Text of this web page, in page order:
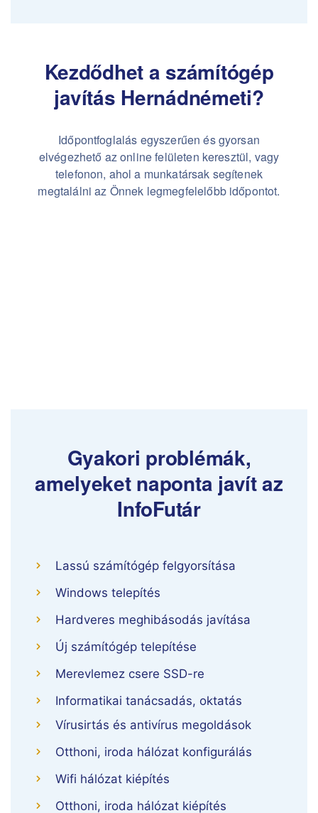
Kezdődhet a számítógép
javítás Hernádnémeti?
Időpontfoglalás egyszerűen és gyorsan
elvégezhető az online felületen keresztül, vagy
telefonon, ahol a munkatársak segítenek
megtalálni az Önnek legmegfelelőbb időpontot.
Gyakori problémák,
amelyeket naponta javít az
InfoFutár
Lassú számítógép felgyorsítása
Windows telepítés
Hardveres meghibásodás javítása
Új számítógép telepítése
Merevlemez csere SSD-re
Informatikai tanácsadás, oktatás
Vírusirtás és antivírus megoldások
Otthoni, iroda hálózat konfigurálás
Wifi hálózat kiépítés
Otthoni, iroda hálózat kiépítés